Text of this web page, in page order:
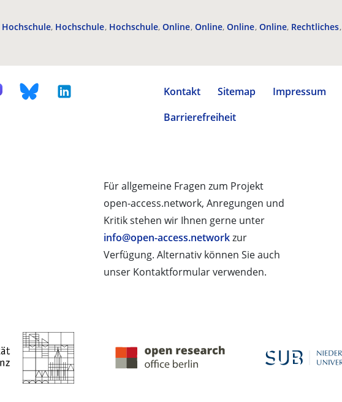
Hochschule Hochschule Hochschule Online Online Online Online Rechtliches
Kontakt Sitemap Impressum
Barrierefreiheit
Für allgemeine Fragen zum Projekt
open-access.network, Anregungen und
Kritik stehen wir Ihnen gerne unter
info@open-access.networkzur
Verfügung. Alternativ können Sie auch
unser Kontaktformular verwenden.